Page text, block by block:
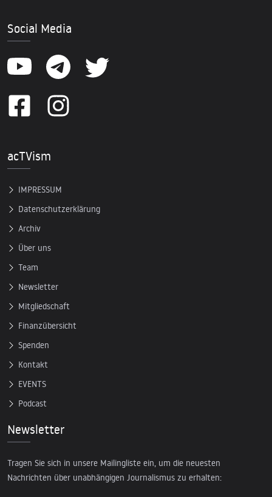
Social Media
acTVism
IMPRESSUM
Datenschutzerklärung
Archiv
Über uns
Team
Newsletter
Mitgliedschaft
Finanzübersicht
Spenden
Kontakt
EVENTS
Podcast
Newsletter
Tragen Sie sich in unsere Mailingliste ein, um die neuesten
Nachrichten über unabhängigen Journalismus zu erhalten: